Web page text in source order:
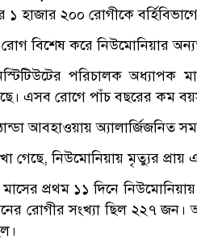
হাজার ২০০ রোগীকে
বিশেষ করে নিউমোনিয়ার
পরিচালক অধ্যাপক
এসব রোগে পাঁচ বছরের কম
আবহাওয়ায় অ্যালার্জিজনিত
গেছে, নিউমোনিয়ায় মৃত্যুর
প্রথম ১১ দিনে
রোগীর সংখ্যা ছিল ২২৭ জন।